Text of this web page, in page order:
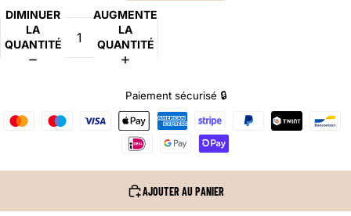
DIMINUER
LA
QUANTITÉ
AUGMENTER
LA
QUANTITÉ
Paiement sécurisé 🔒
AJOUTER AU PANIER